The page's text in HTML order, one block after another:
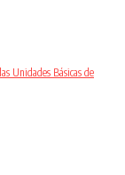
Unidades Básicas de